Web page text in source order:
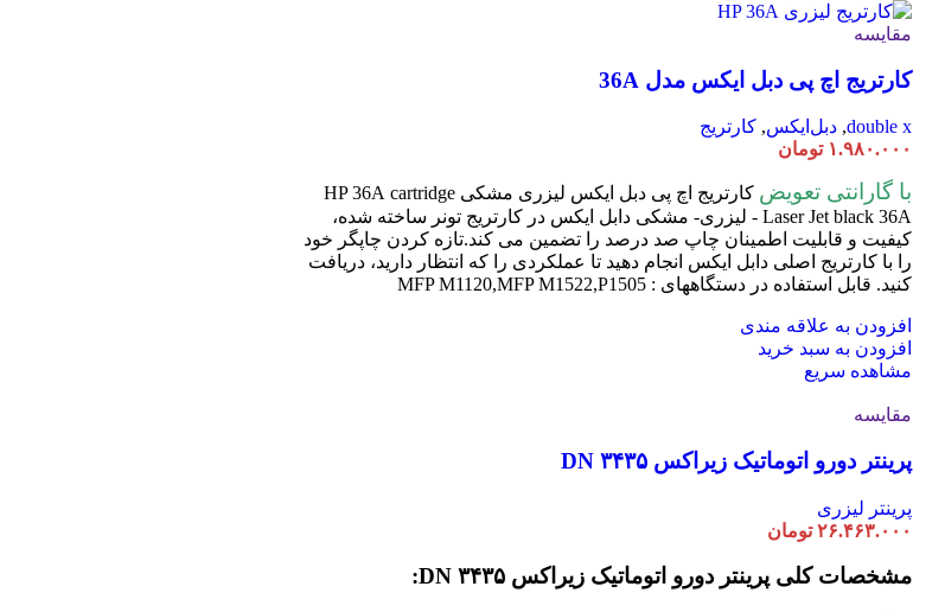
مقایسه
کارتریج اچ پی دبل ایکس مدل 36A
double x
, دبل‌ایکس, کارتریج
۱.۹۸۰.۰۰۰ تومان
با گارانتی تعویض کارتریج اچ پی دبل ایکس لیزری مشکی HP 36A cartridge
Laser Jet black 36A - لیزری- مشکی دابل ایکس در کارتریج تونر ساخته شده،
کیفیت و قابلیت اطمینان چاپ صد درصد را تضمین می کند.تازه کردن چاپگر خود
را با کارتریج اصلی دابل ایکس انجام دهید تا عملکردی را که انتظار دارید، دریافت
کنید. قابل استفاده در دستگاههای : MFP M1120,MFP M1522,P1505
افزودن به علاقه مندی
افزودن به سبد خرید
مشاهده سریع
مقایسه
پرینتر دورو اتوماتیک زیراکس DN ۳۴۳۵
پرینتر لیزری
۲۶.۴۶۳.۰۰۰ تومان
مشخصات کلی پرینتر دورو اتوماتیک زیراکس DN ۳۴۳۵: